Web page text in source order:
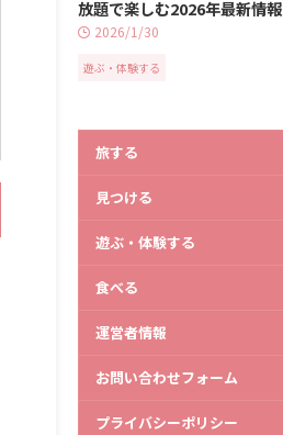
放題で楽しむ2026年最新情報
2026/1/30
遊ぶ・体験する
旅する
見つける
遊ぶ・体験する
食べる
運営者情報
お問い合わせフォーム
プライバシーポリシー